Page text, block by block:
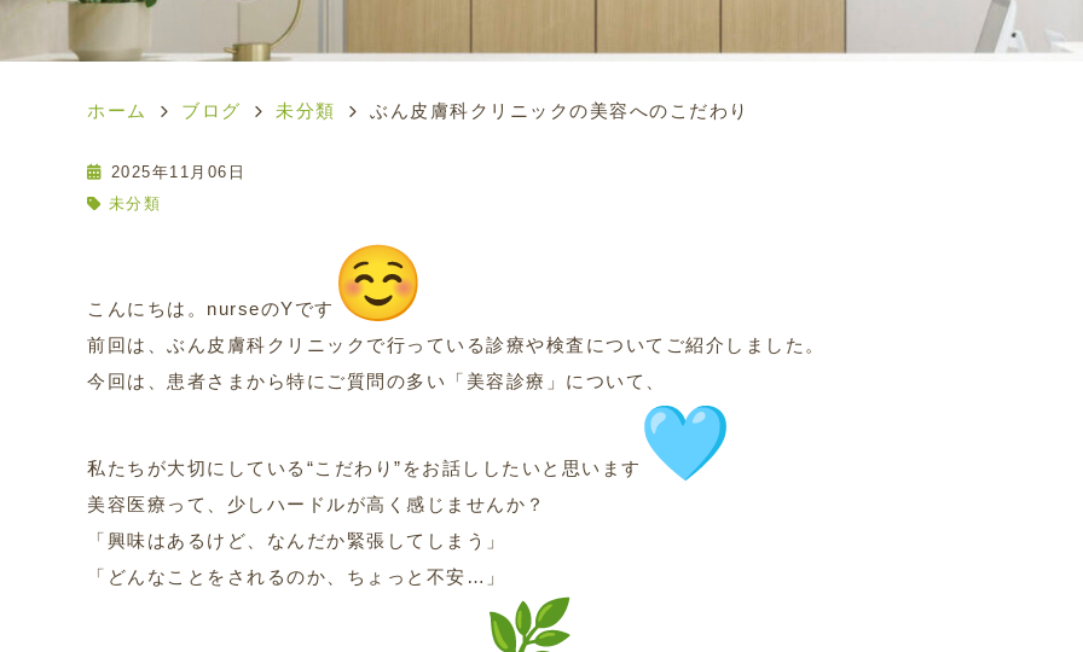
ホーム ブログ 未分類 ぶん皮膚科クリニックの美容へのこだわり
2025年11月06日
未分類
こんにちは。nurseのYです
前回は、ぶん皮膚科クリニックで行っている診療や検査についてご紹介しました。
今回は、患者さまから特にご質問の多い「美容診療」について、
私たちが大切にしている“こだわり”をお話ししたいと思います
美容医療って、少しハードルが高く感じませんか？
「興味はあるけど、なんだか緊張してしまう」
「どんなことをされるのか、ちょっと不安…」